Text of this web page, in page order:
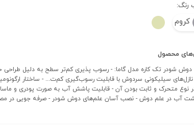
رنگ:
کروم
محصول
دوش شودر تک کاره مدل گاما: - رسوب پذیری کم‌تر سطح به دلیل
نازل‌های سیلیکونی سردوش با قابلیت رسوب‌گیری کم‌ت... - ساختار
نوع متحرک و ثابت بودن آن - قابلیت پاشش آب به صورت پودری و
آب در علم دوش - نصب آسان علم‌های دوش شودر - صرفه جویی در